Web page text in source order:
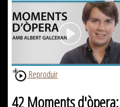
Reproduir
42 Moments